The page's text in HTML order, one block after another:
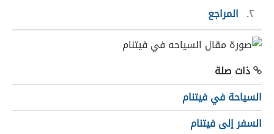
٢ المراجع
ذات صلة
السياحة في فيتنام
السفر إلى فيتنام